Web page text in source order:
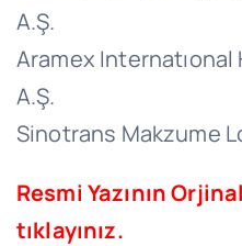
A.Ş.
Aramex Internatıonal
A.Ş.
Sinotrans Makzume
Resmi Yazının
tıklayınız.